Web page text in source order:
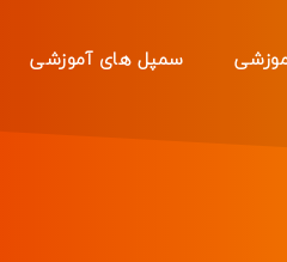
سمپل های آموزشی